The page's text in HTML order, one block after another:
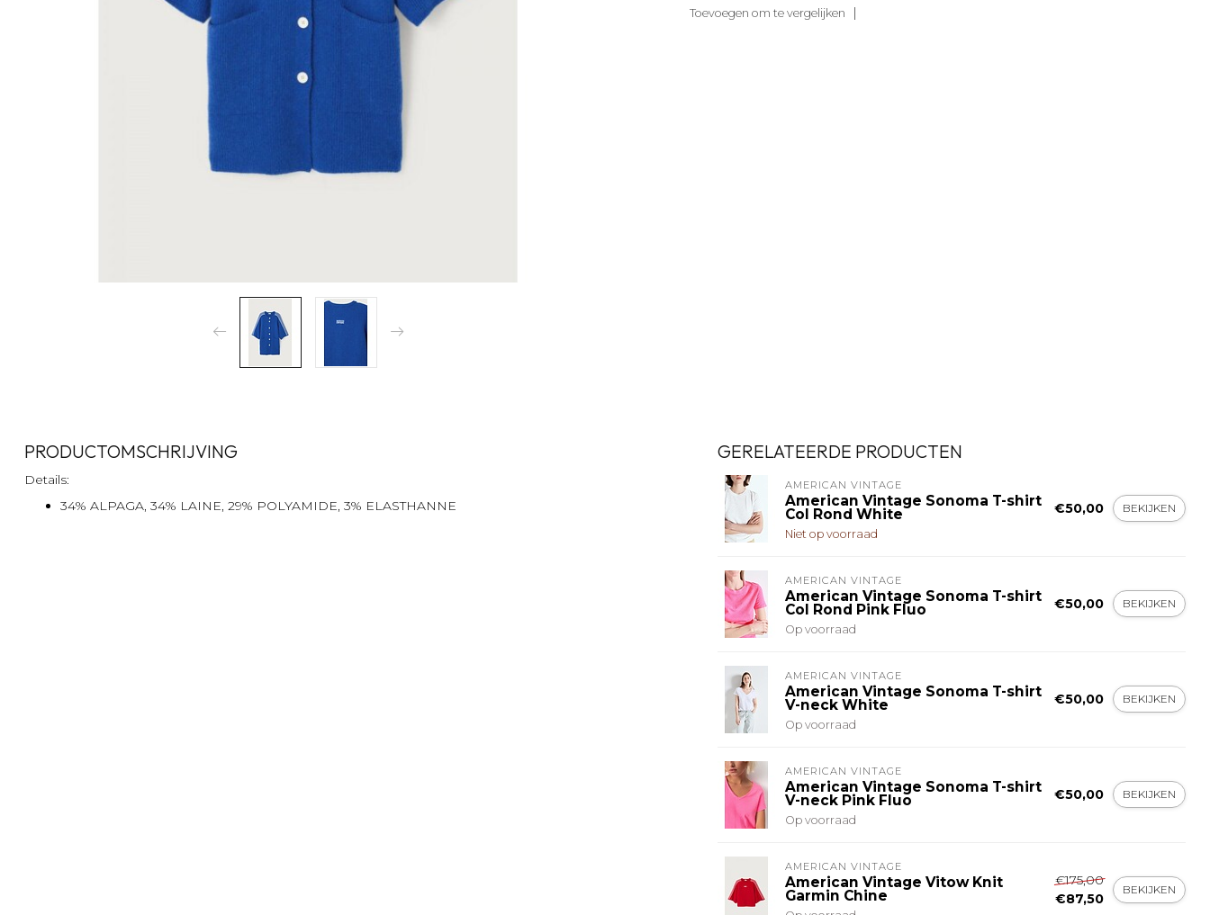
Toevoegen om te vergelijken
PRODUCTOMSCHRIJVING
Details:
34% ALPAGA, 34% LAINE, 29% POLYAMIDE, 3% ELASTHANNE
GERELATEERDE PRODUCTEN
AMERICAN VINTAGE
American Vintage Sonoma T-shirt
Col Rond White
Niet op voorraad
€50,00 BEKIJKEN
AMERICAN VINTAGE
American Vintage Sonoma T-shirt
Col Rond Pink Fluo
Op voorraad
€50,00 BEKIJKEN
AMERICAN VINTAGE
American Vintage Sonoma T-shirt
V-neck White
Op voorraad
€50,00 BEKIJKEN
AMERICAN VINTAGE
American Vintage Sonoma T-shirt
V-neck Pink Fluo
Op voorraad
€50,00 BEKIJKEN
AMERICAN VINTAGE
American Vintage Vitow Knit
Garmin Chine
€175,00
€87,50
BEKIJKEN